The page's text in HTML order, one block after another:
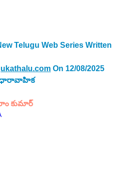
Telugu Web Series Written
On 12/08/2025
ధారావాహిక
కుమార్